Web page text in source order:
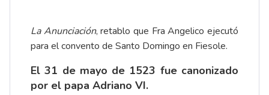
La Anunciación, retablo que Fra Angelico ejecutó
para el convento de Santo Domingo en Fiesole.
El 31 de mayo de 1523 fue canonizado
por el papa Adriano VI.